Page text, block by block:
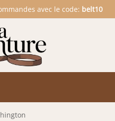
avec le code: belt10